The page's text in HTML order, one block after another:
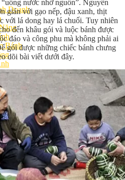
Doanh
Bánh
trong giỏ hàng.
nước nhớ nguồn”. Nguyên
giản với gạo nếp, đậu xanh, thịt
với lá dong hay lá chuối. Tuy nhiên
đến khâu gói và luộc bánh được
đáo và công phu mà không phải ai
gói được những chiếc bánh chưng
dõi bài viết dưới đây.